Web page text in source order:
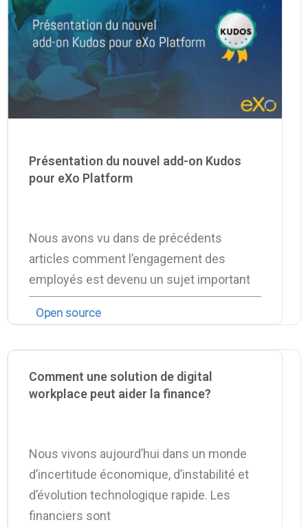
Présentation du nouvel add-on Kudos
pour eXo Platform
Nous avons vu dans de précédents
articles comment l’engagement des
employés est devenu un sujet important
Open source
Comment une solution de digital
workplace peut aider la finance?
Nous vivons aujourd’hui dans un monde
d’incertitude économique, d’instabilité et
d’évolution technologique rapide. Les
financiers sont